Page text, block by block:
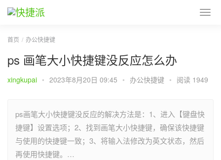
首页 办公快捷键
ps 画笔大小快捷键没反应怎么办
xingkupai • 2023年8月20日 09:45 • 办公快捷键 • 阅读 1949
ps画笔大小快捷键没反应的解决方法是：1、进入【键盘快
捷键】设置选项；2、找到画笔大小快捷键，确保该快捷键
与使用的快捷键一致；3、将输入法修改为英文状态，然后
再使用快捷键。…